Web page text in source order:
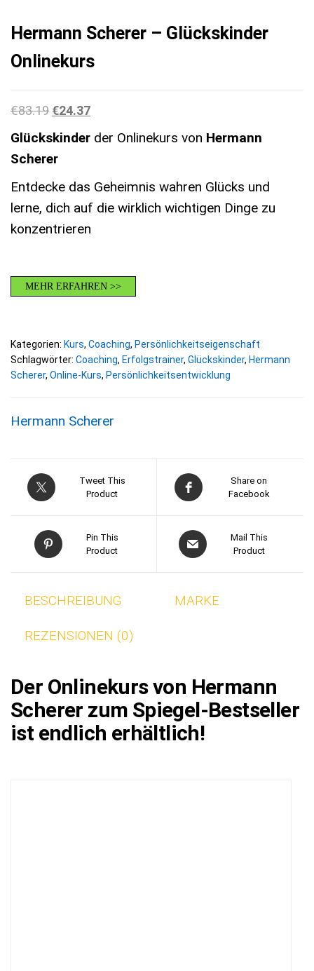
Hermann Scherer – Glückskinder
Onlinekurs
€83.19 Ursprünglicher Preis war: €83.19
€24.37Aktueller Preis ist: €24.37.
Glückskinder der Onlinekurs von Hermann
Scherer
Entdecke das Geheimnis wahren Glücks und
lerne, dich auf die wirklich wichtigen Dinge zu
konzentrieren
MEHR ERFAHREN >>
Kategorien: Kurs, Coaching, Persönlichkeitseigenschaft
Schlagwörter: Coaching, Erfolgstrainer, Glückskinder, Hermann
Scherer, Online-Kurs, Persönlichkeitsentwicklung
Hermann Scherer
Tweet This
Product
Share on
Facebook
Pin This
Product
Mail This
Product
BESCHREIBUNG MARKE
REZENSIONEN (0)
Der Onlinekurs von Hermann
Scherer zum Spiegel-Bestseller
ist endlich erhältlich!